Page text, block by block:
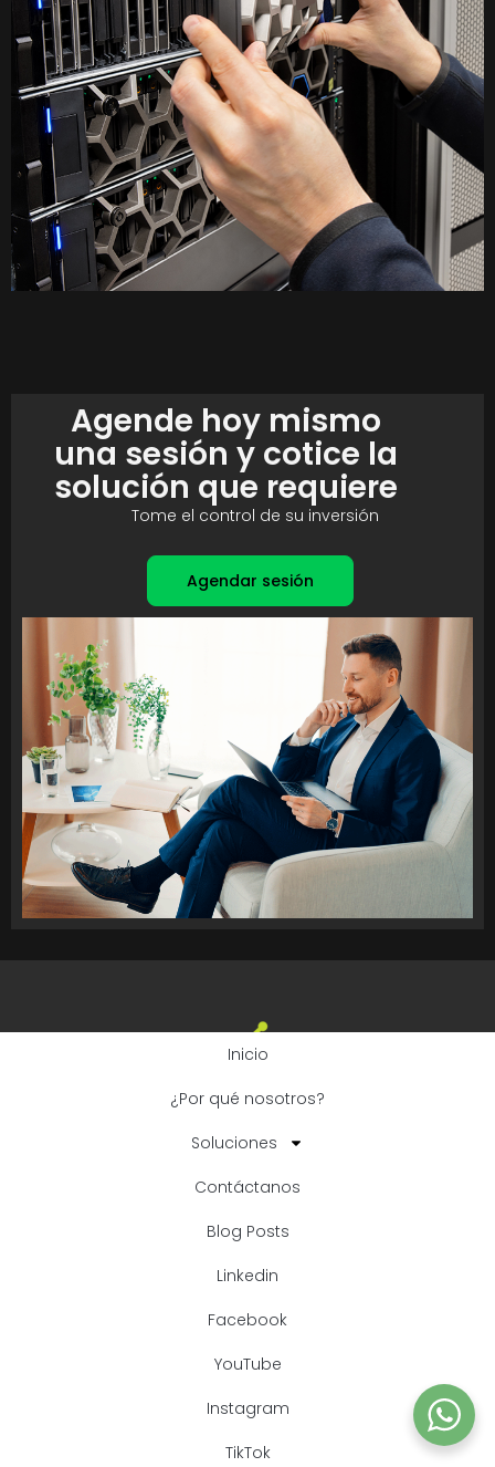
Agende hoy mismo
una sesión y cotice la
solución que requiere
Tome el control de su inversión
Agendar sesión
Inicio
¿Por qué nosotros?
Soluciones
Contáctanos
Blog Posts
Linkedin
Facebook
YouTube
Instagram
TikTok
Copyright© 2026 Grupo Eximo